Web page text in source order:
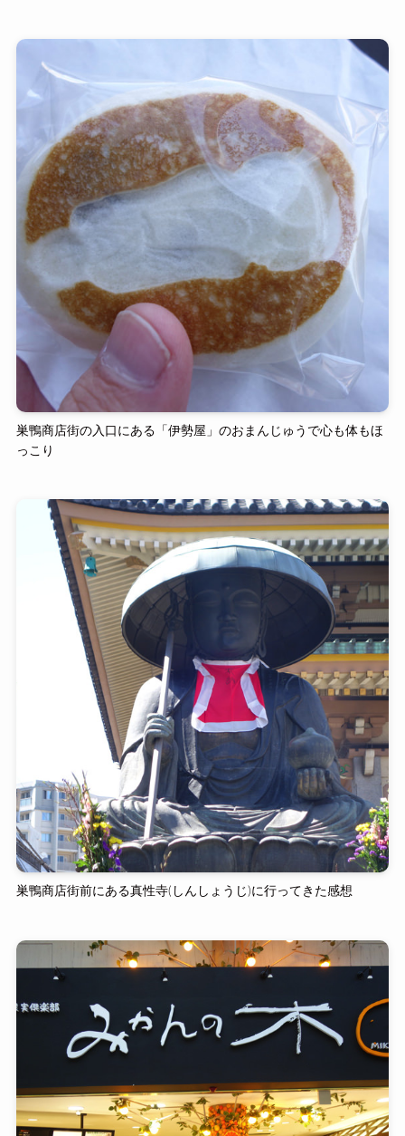
巣鴨商店街の入口にある「伊勢屋」のおまんじゅうで心も体もほ
っこり
巣鴨商店街前にある真性寺(しんしょうじ)に行ってきた感想